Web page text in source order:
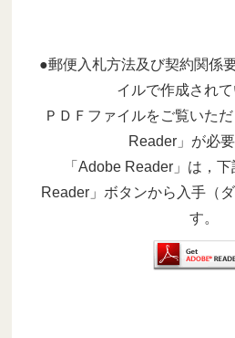
●郵便入札方法及び契約関係
イルで作成されて
ＰＤＦファイルをご覧いた
Reader」が必要
「Adobe Reader」は，
Reader」ボタンから入手（
す。